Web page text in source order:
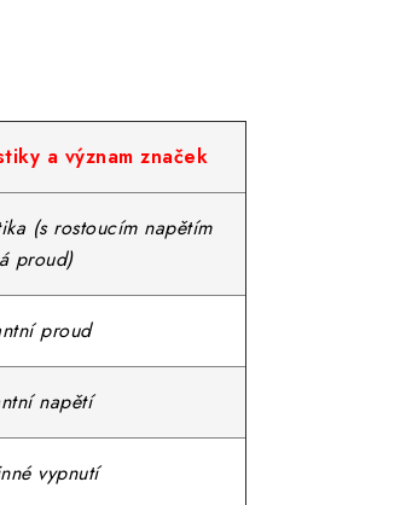
a význam značek
(s rostoucím napětím
proud)
proud
napětí
vypnutí